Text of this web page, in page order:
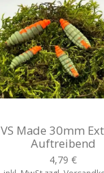
VS Made 30mm
Auftreibend
4,79 €